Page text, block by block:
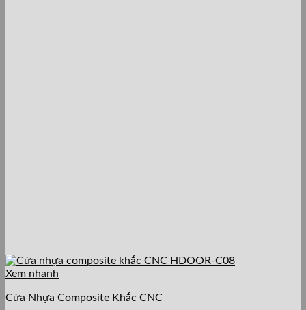
Xem nhanh
Cửa Nhựa Composite Khắc CNC